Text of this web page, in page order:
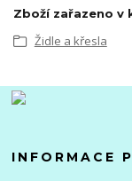
Zboží zařazeno v
Židle a křesla
INFORMACE